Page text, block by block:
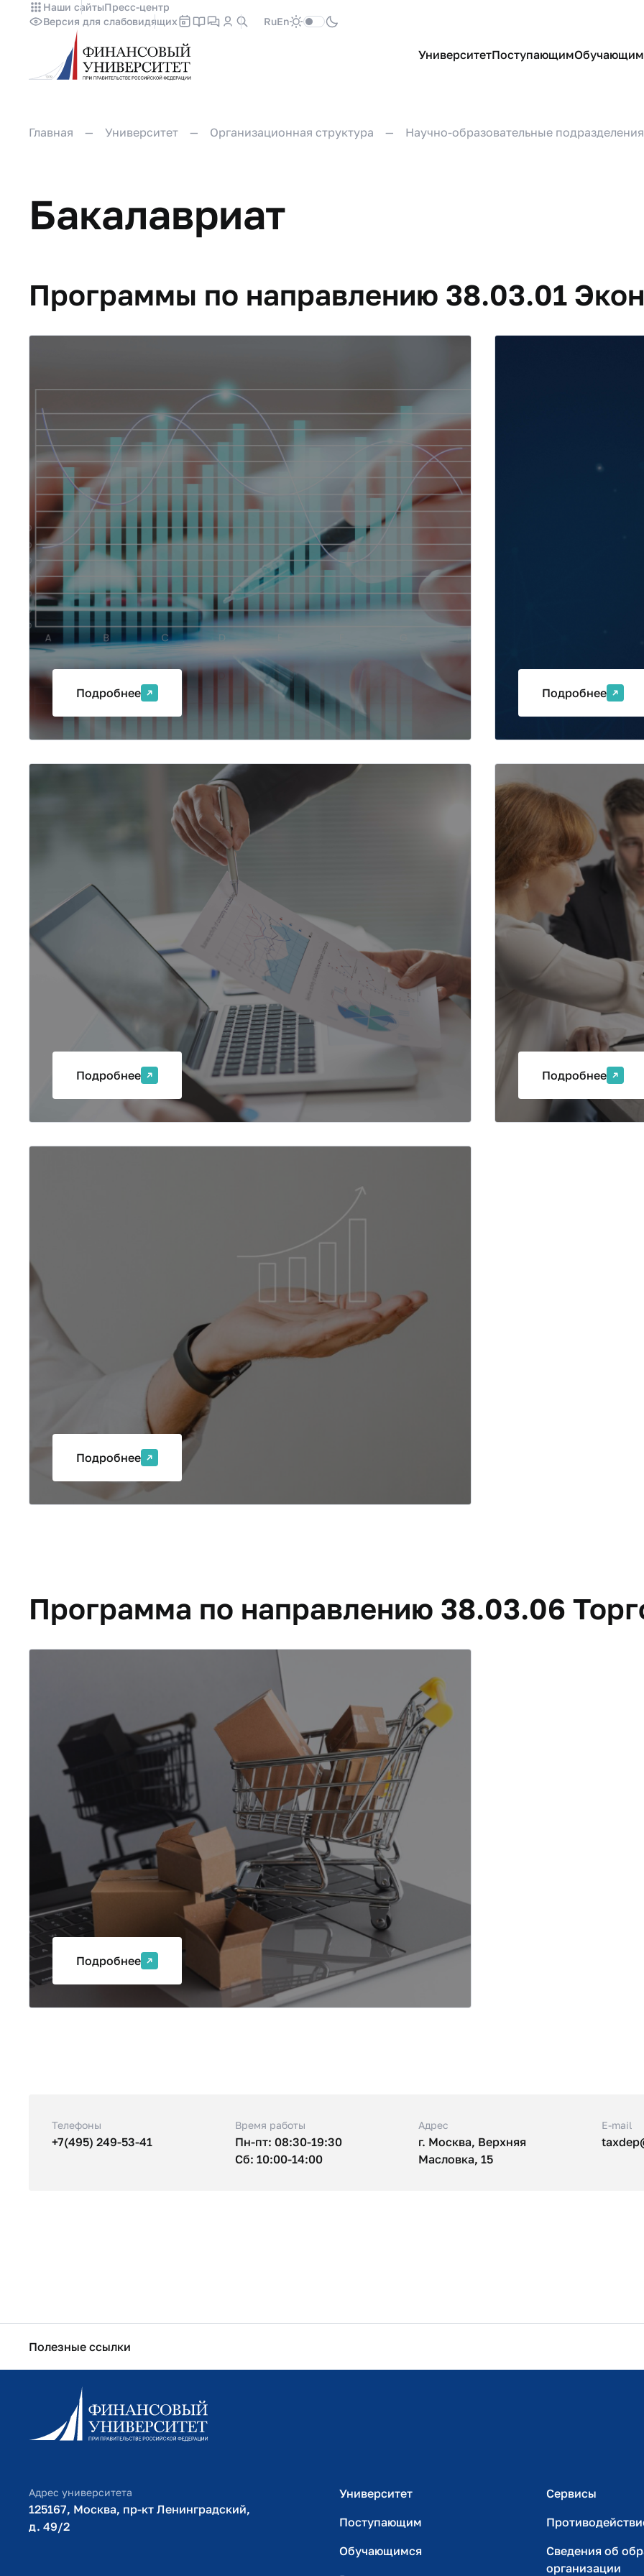
Наши сайтыПресс-центр
Версия для слабовидящих
RuEn
УниверситетПоступающим
Главная Университет Организационная структура Научно-образовательные подразделения
Бакалавриат
Программы по направлению 38.03.01​​​​​​​​
Бизнес-анализ, налоги и
аудит
Программа имеет многолетний опыт Финуниверситета по
подготовке кадров для учетно-аналитических, контрольных и
налоговых подразделений компаний и государственных органов
Подробнее
Международная
экономистов для
второго
Python, технологий
обучения и
нейронных и
больших данных для
Подробнее
Бизнес-аудит и право (Две
квалификации)
Программа направлена на подготовку высококвалифицированных
аудиторов, внутренних аудиторов и контролеров, бизнес-
консультантов, финансовых менеджеров с углубленной
специализацией в области гражданского, предпринимательского и
корпоративного права
Подробнее
Бизнес-
Программа
экономистов,
управлении бизнес-
Подробнее
Программа ведется по очно-заочной форме обучения по профилю
"Учет, анализ и аудит". Соответствует требованиям
профессионального рынка труда и разработана на основе
профессиональных стандартов "Бухгалтер"​ и "Аудитор",
Подробнее
Программа по направлению 38.03.06
Электронная коммерция
(Две квалификации)
Программа построена на фундаменте товароведения, бизнес-
аналитики, налогового и коммерческого структурирования
электронного бизнеса, обогащенных инновационными методами и
стратегиями интернет-маркетинга
Подробнее
Телефоны
+7(495) 249-53-41
Время работы
Пн-пт: 08:30-19:30
Сб: 10:00-14:00
Адрес
г. Москва, Верхняя
Масловка, 15
E-mail
Полезные ссылки
Информационно-образовательный портал
Личный кабинет поступающего
Библиотечно-информационный комплекс
Адрес университета
125167, Москва, пр-кт Ленинградский,
д. 49/2​
Университет
Поступающим
Обучающимся
Сервисы
Сведения об
организации